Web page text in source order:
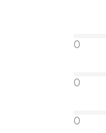
0
0
0